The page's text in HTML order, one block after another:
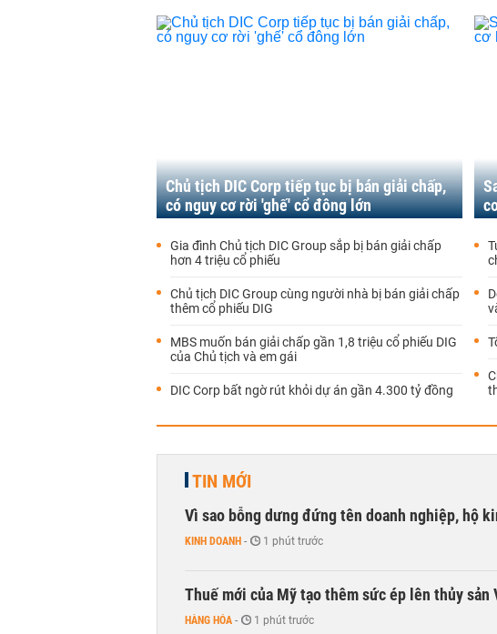
Chủ tịch DIC Corp tiếp tục bị bán giải chấp,
có nguy cơ rời 'ghế' cổ đông lớn
Gia đình Chủ tịch DIC Group sắp bị bán giải chấp
hơn 4 triệu cổ phiếu
Chủ tịch DIC Group cùng người nhà bị bán giải chấp
thêm cổ phiếu DIG
MBS muốn bán giải chấp gần 1,8 triệu cổ phiếu DIG
của Chủ tịch và em gái
DIC Corp bất ngờ rút khỏi dự án gần 4.300 tỷ đồng
TIN MỚI
Vì sao bỗng dưng đứng tên doanh nghiệp, hộ
KINH DOANH - 1 phút trước
Thuế mới của Mỹ tạo thêm sức ép lên thủy sản
HÀNG HÓA - 1 phút trước